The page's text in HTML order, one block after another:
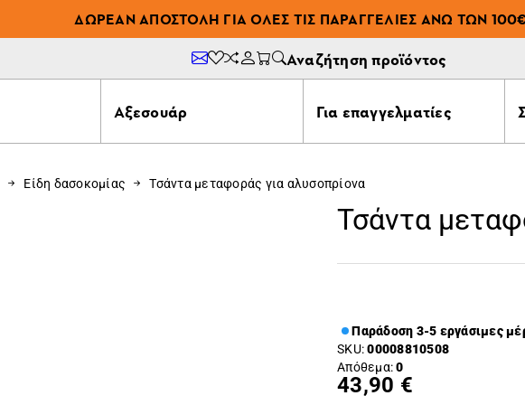
ΔΩΡΕΆΝ ΑΠΟΣΤΟΛΉ ΓΙΑ ΌΛΕΣ ΤΙΣ ΠΑΡΑΓΓΕΛΊΕΣ ΆΝΩ ΤΩΝ 100€
Αναζήτηση προϊόντος
Αξεσουάρ Για επαγγελματίες
Είδη δασοκομίας Τσάντα μεταφοράς για αλυσοπρίονα
Τσάντα
Παράδοση 3-5 εργάσιμες
SKU:00008810508
Απόθεμα:0
43,90 €